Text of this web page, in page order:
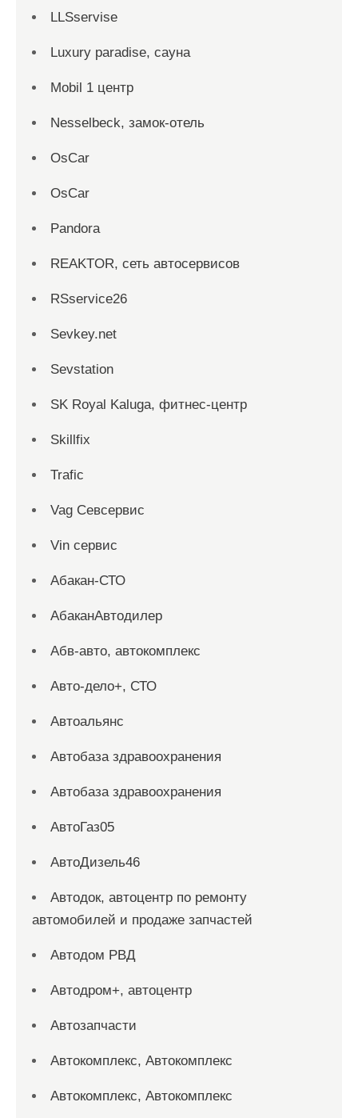
LLSservise
Luxury paradise, сауна
Mobil 1 центр
Nesselbeck, замок-отель
OsCar
OsCar
Pandora
REAKTOR, сеть автосервисов
RSservice26
Sevkey.net
Sevstation
SK Royal Kaluga, фитнес-центр
Skillfix
Trafic
Vag Севсервис
Vin сервис
Абакан-СТО
АбаканАвтодилер
Абв-авто, автокомплекс
Авто-дело+, СТО
Автоальянс
Автобаза здравоохранения
Автобаза здравоохранения
АвтоГаз05
АвтоДизель46
Автодок, автоцентр по ремонту
автомобилей и продаже запчастей
Автодом РВД
Автодром+, автоцентр
Автозапчасти
Автокомплекс, Автокомплекс
Автокомплекс, Автокомплекс